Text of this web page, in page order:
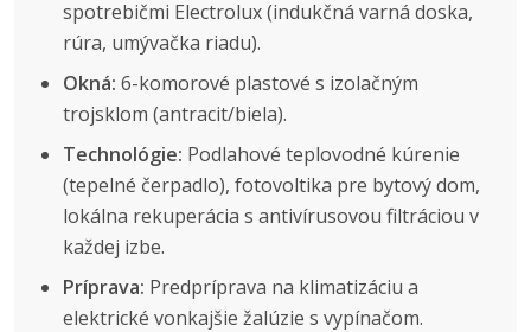
spotrebičmi Electrolux (indukčná varná doska,
rúra, umývačka riadu).
Okná: 6-komorové plastové s izolačným
trojsklom (antracit/biela).
Technológie: Podlahové teplovodné kúrenie
(tepelné čerpadlo), fotovoltika pre bytový dom,
lokálna rekuperácia s antivírusovou filtráciou v
každej izbe.
Príprava: Predpríprava na klimatizáciu a
elektrické vonkajšie žalúzie s vypínačom.